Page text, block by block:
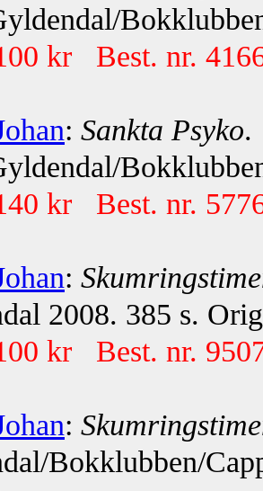
kr Best. nr.
: Sankta Psyko.
kr Best. nr.
:
2008. 385 s.
kr Best. nr.
:
Bokklubben/